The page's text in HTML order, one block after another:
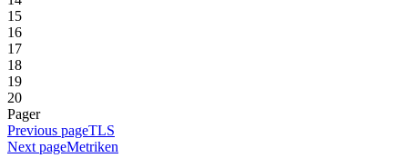
15
16
17
18
19
20
Pager
Previous pageTLS
Next pageMetriken